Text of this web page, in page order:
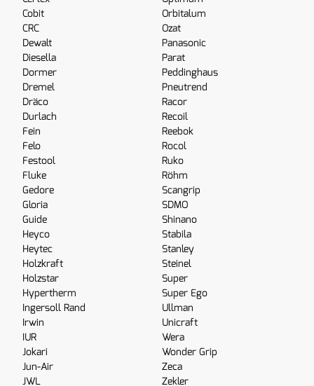
Cobit
CRC
Dewalt
Diesella
Dormer
Dremel
Dräco
Durlach
Fein
Felo
Festool
Fluke
Gedore
Gloria
Guide
Heyco
Heytec
Holzkraft
Holzstar
Hypertherm
Ingersoll Rand
Irwin
IUR
Jokari
Jun-Air
JWL
Orbitalum
Ozat
Panasonic
Parat
Peddinghaus
Pneutrend
Racor
Recoil
Reebok
Rocol
Ruko
Röhm
Scangrip
SDMO
Shinano
Stabila
Stanley
Steinel
Super
Super Ego
Ullman
Unicraft
Wera
Wonder Grip
Zeca
Zekler